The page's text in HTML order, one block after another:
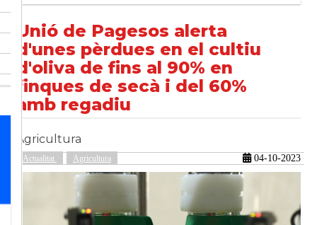
Unió de Pagesos alerta
d'unes pèrdues en el cultiu
d'oliva de fins al 90% en
finques de secà i del 60%
amb regadiu
Agricultura
Actualitat Agricultura 04-10-2023